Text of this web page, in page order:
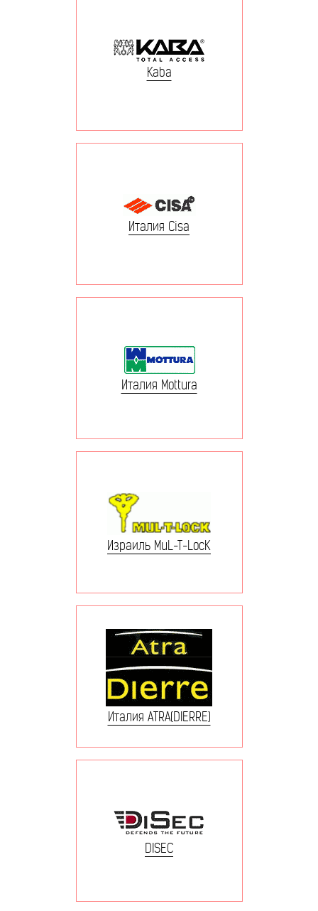
Kaba
Италия Cisa
Италия Mottura
Израиль MuL-T-LocK
Италия ATRA(DIERRE)
DISEC